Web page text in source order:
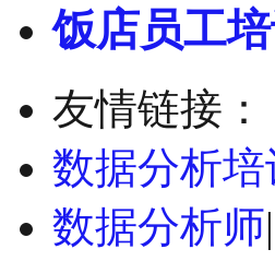
饭店员工
友情链接：
数据分析培
数据分析师|